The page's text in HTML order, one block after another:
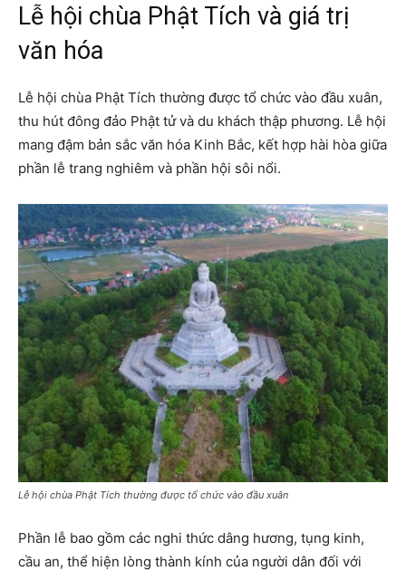
Lễ hội chùa Phật Tích và giá trị
văn hóa
Lễ hội chùa Phật Tích thường được tổ chức vào đầu xuân,
thu hút đông đảo Phật tử và du khách thập phương. Lễ hội
mang đậm bản sắc văn hóa Kinh Bắc, kết hợp hài hòa giữa
phần lễ trang nghiêm và phần hội sôi nổi.
Lễ hội chùa Phật Tích thường được tổ chức vào đầu xuân
Phần lễ bao gồm các nghi thức dâng hương, tụng kinh,
cầu an, thể hiện lòng thành kính của người dân đối với